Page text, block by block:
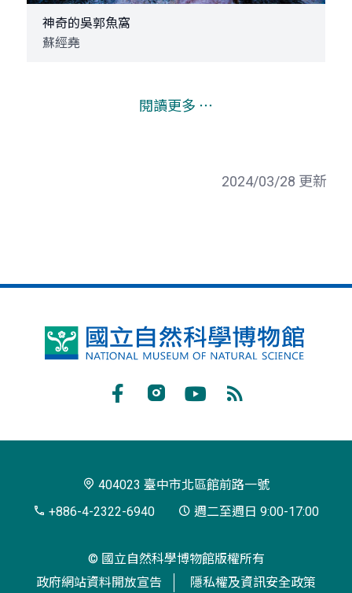
神奇的吳郭魚窩
蘇經堯
閱讀更多 ⋯
2024/03/28 更新
國
博
閱
404023 臺中市北區館前路一號
+886-4-2322-6940
週二至週日 9:00-17:00
© 國立自然科學博物館版權所有
政府網站資料開放宣告
隱私權及資訊安全政策